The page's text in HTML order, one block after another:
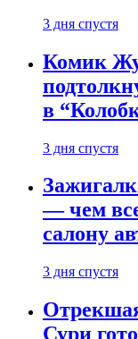
3 дня спустя
Комик
в
3 дня спустя
— чем
салону
3 дня спустя
Сури